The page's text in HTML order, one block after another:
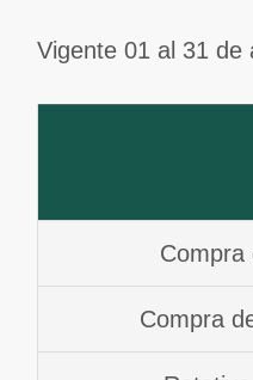
Vigente 01 al 31 de
Compra
Compra